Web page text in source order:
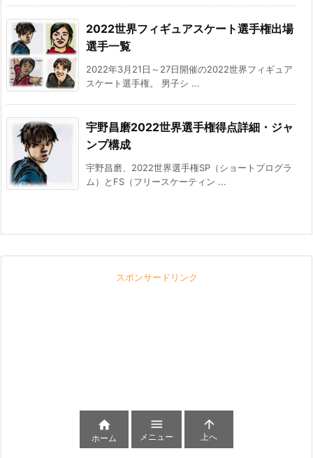
2022世界フィギュアスケート選手権出場
選手一覧
2022年3月21日～27日開催の2022世界フィギュア
スケート選手権。 男子シ ...
宇野昌磨2022世界選手権得点詳細・ジャ
ンプ構成
宇野昌磨、2022世界選手権SP（ショートプログラ
ム）とFS（フリースケーティン ...
スポンサードリンク

ホーム

メニュー

上へ